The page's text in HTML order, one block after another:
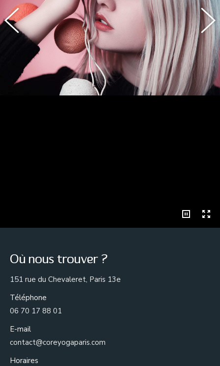
Où nous trouver ?
151 rue du Chevaleret, Paris 13e
Téléphone
06 70 17 88 01
E-mail
contact@coreyogaparis.com
Horaires